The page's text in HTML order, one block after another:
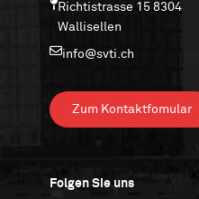
Richtistrasse 15 8304
Wallisellen
info@svti.ch
Zum Kontaktfomular
Folgen Sie uns